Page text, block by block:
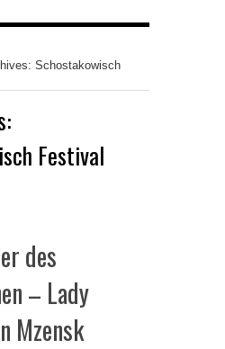
Schostakowisch
Festival
des
– Lady
Mzensk